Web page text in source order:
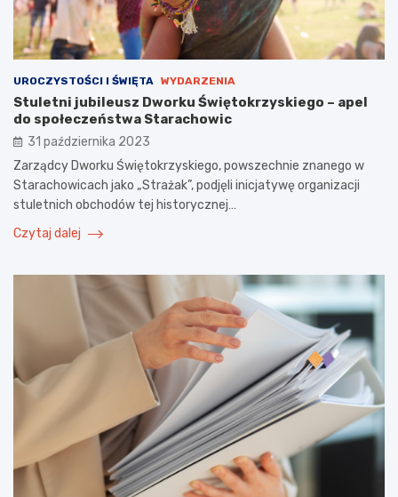
UROCZYSTOŚCI I ŚWIĘTA WYDARZENIA
Stuletni jubileusz Dworku Świętokrzyskiego – apel
do społeczeństwa Starachowic
31 października 2023
Zarządcy Dworku Świętokrzyskiego, powszechnie znanego w
Starachowicach jako „Strażak”, podjęli inicjatywę organizacji
stuletnich obchodów tej historycznej…
Czytaj dalej